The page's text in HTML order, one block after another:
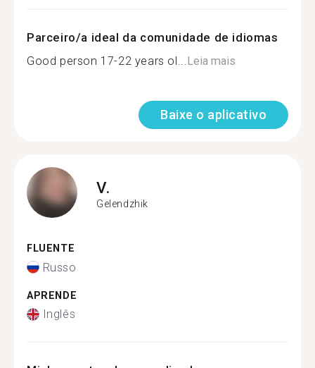
Parceiro/a ideal da comunidade de idiomas
Good person 17-22 years ol...Leia mais
Baixe o aplicativo
V.
Gelendzhik
FLUENTE
Russo
APRENDE
Inglês